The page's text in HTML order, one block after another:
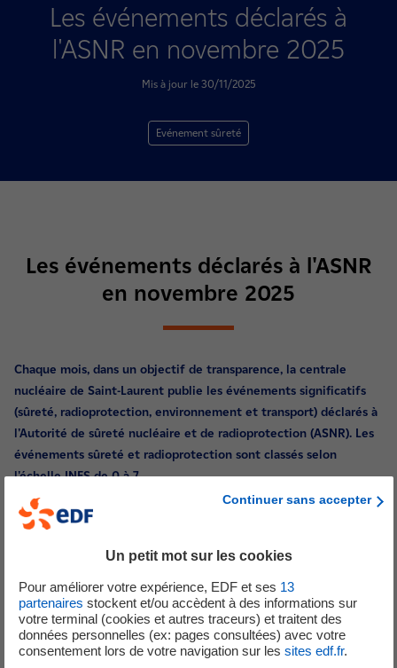
Les événements déclarés à
l'ASNR en novembre 2025
Mis à jour le 30/11/2025
Evénement sûreté
Les événements déclarés à l'ASNR
en novembre 2025
Chaque mois, dans un objectif de transparence, la centrale
nucléaire de Saint-Laurent publie les événements significatifs
(sûreté, radioprotection, environnement et transport) déclarés à
l'Autorité de sûreté nucléaire et de radioprotection (ASNR). Les
événements sûreté et radioprotection sont classés selon
l'échelle INES de 0 à 7.
Sûreté
24 novembre 2025(niveau 0)
circuit de refroidissement intermédiaire* de l'unité n°1, les
intervenants ont constaté qu'un écrou qui maintient l'échangeur
fermé a été trop serré et a déformé la fixation. Par conséquent,
l'opération de nettoyage n'a pas pu être réalisée conformément aux
Continuer sans accepter
Un petit mot sur les cookies
Pour améliorer votre expérience, EDF et ses 13
partenaires stockent et/ou accèdent à des informations sur
votre terminal (cookies et autres traceurs) et traitent des
données personnelles (ex: pages consultées) avec votre
consentement lors de votre navigation sur les sites edf.fr.